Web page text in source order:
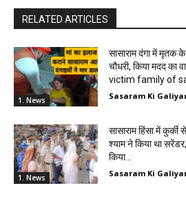
RELATED ARTICLES
1. News
सासाराम दंगा में मृतक
चौधरी, किया मदद
victim family of
Sasaram Ki
1. News
सासाराम हिंसा में
श्याम ने किया था
किया...
Sasaram Ki